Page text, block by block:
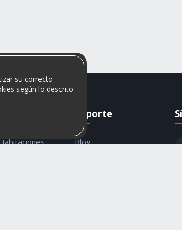
su correcto
según lo descrito
Soporte
Blog